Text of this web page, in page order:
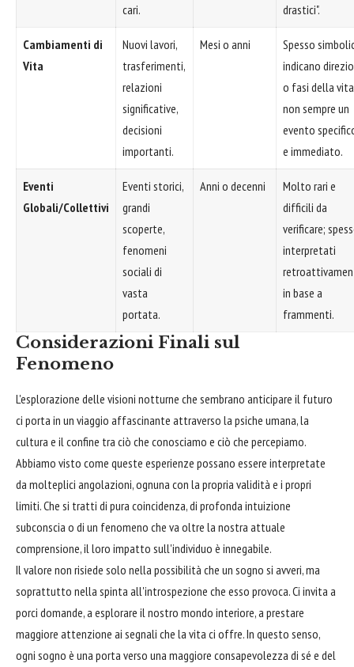
cari.
drastici".
Cambiamenti di
Vita
Nuovi lavori,
trasferimenti,
relazioni
significative,
decisioni
importanti.
Mesi o anni
Spesso
indicano
o fasi della
non sempre un
evento
e immediato.
Eventi
Globali/Collettivi
Eventi storici,
grandi
scoperte,
fenomeni
sociali di
vasta
portata.
Anni o decenni
Molto rari e
difficili da
verificare;
interpretati
in base a
frammenti.
Considerazioni Finali sul
Fenomeno
L'esplorazione delle visioni notturne che sembrano anticipare il futuro
ci porta in un viaggio affascinante attraverso la psiche umana, la
cultura e il confine tra ciò che conosciamo e ciò che percepiamo.
Abbiamo visto come queste esperienze possano essere interpretate
da molteplici angolazioni, ognuna con la propria validità e i propri
limiti. Che si tratti di pura coincidenza, di profonda intuizione
subconscia o di un fenomeno che va oltre la nostra attuale
comprensione, il loro impatto sull'individuo è innegabile.
Il valore non risiede solo nella possibilità che un sogno si avveri, ma
soprattutto nella spinta all'introspezione che esso provoca. Ci invita a
porci domande, a esplorare il nostro mondo interiore, a prestare
maggiore attenzione ai segnali che la vita ci offre. In questo senso,
ogni sogno è una porta verso una maggiore consapevolezza di sé e del